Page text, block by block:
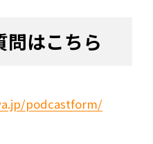
はこちら
podcastform/